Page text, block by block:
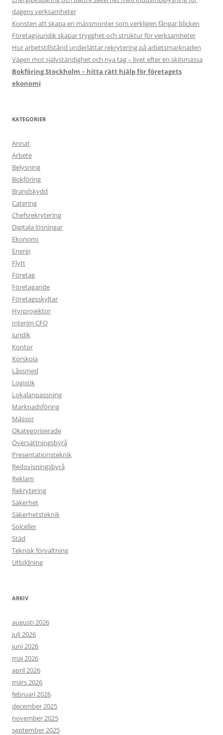
dagens verksamheter
Konsten att skapa en mässmonter som verkligen fångar blicken
Företagsjuridik skapar trygghet och struktur för verksamheter
Hur arbetstillstånd underlättar rekrytering på arbetsmarknaden
Vägen mot självständighet och nya tag – livet efter en skilsmässa
Bokföring Stockholm – hitta rätt hjälp för företagets
ekonomi
KATEGORIER
Annat
Arbete
Belysning
Bokföring
Brandskydd
Catering
Chefsrekrytering
Digitala lösningar
Ekonomi
Energi
Flytt
Företag
Företagande
Företagsskyltar
Hyrprojektor
Interim CFO
Juridik
Kontor
Körskola
Låssmed
Logistik
Lokalanpassning
Marknadsföring
Mässor
Okategoriserade
Översättningsbyrå
Presentationsteknik
Redovisningsbyrå
Reklam
Rekrytering
Säkerhet
Säkerhetsteknik
Solceller
Städ
Teknisk förvaltning
Utbildning
ARKIV
augusti 2026
juli 2026
juni 2026
maj 2026
april 2026
mars 2026
februari 2026
december 2025
november 2025
september 2025